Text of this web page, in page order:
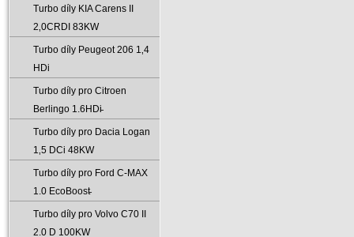
Turbo díly KIA Carens II
2‚0CRDI 83KW
Turbo díly Peugeot 206 1‚4
HDi
Turbo díly pro Citroen
Berlingo 1.6HDi̵
Turbo díly pro Dacia Logan
1‚5 DCi 48KW
Turbo díly pro Ford C-MAX
1.0 EcoBoost̵
Turbo díly pro Volvo C70 II
2.0 D 100KW